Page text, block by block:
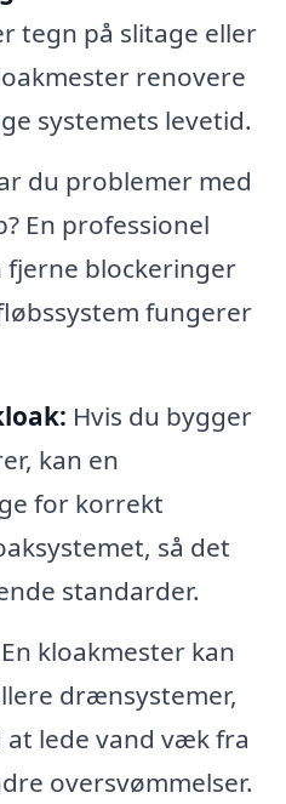
tegn på slitage eller
renovere
systemets levetid.
du problemer med
En professionel
fjerne blockeringer
fungerer
Hvis du bygger
kan en
for korrekt
så det
standarder.
En kloakmester kan
drænsystemer,
lede vand væk fra
oversvømmelser.